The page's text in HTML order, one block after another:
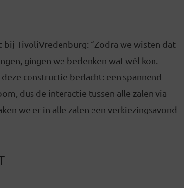
bij TivoliVredenburg: “Zodra we wisten dat
gingen we bedenken wat wél kon.
constructie bedacht: een spannend
dus de interactie tussen alle zalen via
we er in alle zalen een verkiezingsavond